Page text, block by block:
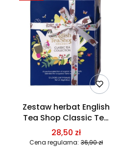
Zestaw herbat English
Tea Shop Classic Tea
Collection Blue 12
piramidek 12 smaków
28,50 zł
Cena regularna: 36,90 zł